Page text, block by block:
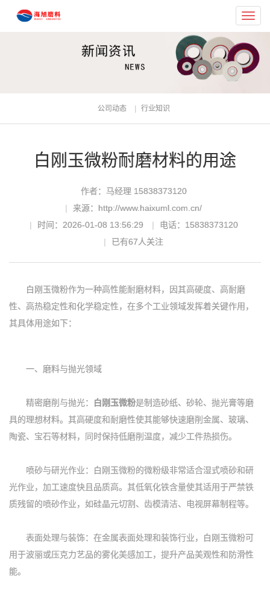
公司动态 行业知识
白刚玉微粉耐磨材料的用途
作者：马经理 15838373120
来源：http://www.haixuml.com.cn/
时间：2026-01-08 13:56:29
电话：15838373120
已有67人关注
白刚玉微粉作为一种高性能耐磨材料，因其高硬度、高耐磨
性、高热稳定性和化学稳定性，在多个工业领域发挥着关键作用，
其具体用途如下：
一、磨料与抛光领域
精密磨削与抛光： 白刚玉微粉是制造砂纸、砂轮、抛光膏等磨
具的理想材料。其高硬度和耐磨性使其能够快速磨削金属、玻璃、
陶瓷、宝石等材料，同时保持低磨削温度，减少工件热损伤。
喷砂与研光作业：白刚玉微粉的微粉级非常适合湿式喷砂和研
光作业，加工速度快且品质高。其低氧化铁含量使其适用于严禁铁
质残留的喷砂作业，如硅晶元切割、齿模清洁、电视屏幕制程等。
表面处理与装饰：在金属表面处理和装饰行业，白刚玉微粉可
用于波丽或压克力艺品的雾化美感加工，提升产品美观性和防滑性
能。